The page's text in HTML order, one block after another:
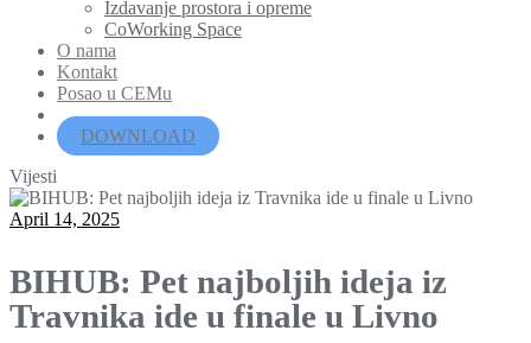
Izdavanje prostora i opreme
CoWorking Space
O nama
Kontakt
Posao u CEMu
DOWNLOAD
Vijesti
April 14, 2025
BIHUB: Pet najboljih ideja iz
Travnika ide u finale u Livno